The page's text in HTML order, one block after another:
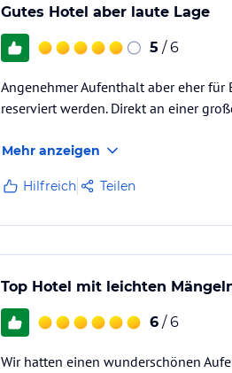
Gutes Hotel aber laute Lage
5 / 6
Angenehmer Aufenthalt aber eher
reserviert werden. Direkt an einer
Mehr anzeigen
Hilfreich Teilen
Top Hotel mit leichten
6 / 6
Wir hatten einen wunderschönen